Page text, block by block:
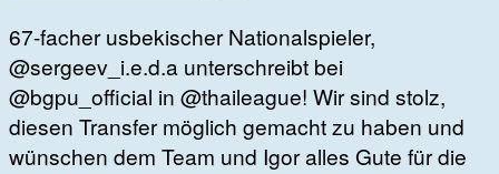
67-facher usbekischer Nationalspieler,
@sergeev_i.e.d.a unterschreibt bei
@bgpu_official in @thaileague! Wir sind stolz,
diesen Transfer möglich gemacht zu haben und
wünschen dem Team und Igor alles Gute für die